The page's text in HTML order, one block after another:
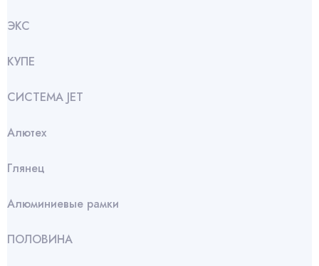
ЭКС
КУПЕ
СИСТЕМА JET
Алютех
Глянец
Алюминиевые рамки
ПОЛОВИНА